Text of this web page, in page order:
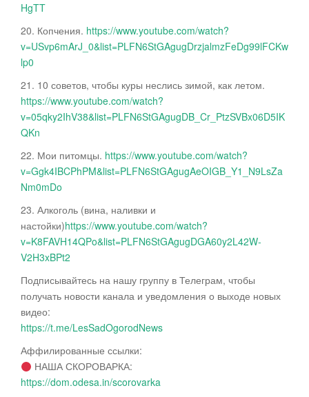
HgTT
20. Копчения. https://www.youtube.com/watch?
v=USvp6mArJ_0&list=PLFN6StGAgugDrzjalmzFeDg99lFCKw
lp0
21. 10 советов, чтобы куры неслись зимой, как летом.
https://www.youtube.com/watch?
v=05qky2IhV38&list=PLFN6StGAgugDB_Cr_PtzSVBx06D5IK
QKn
22. Мои питомцы. https://www.youtube.com/watch?
v=Ggk4IBCPhPM&list=PLFN6StGAgugAeOIGB_Y1_N9LsZa
Nm0mDo
23. Алкоголь (вина, наливки и
настойки)https://www.youtube.com/watch?
v=K8FAVH14QPo&list=PLFN6StGAgugDGA60y2L42W-
V2H3xBPt2
Подписывайтесь на нашу группу в Телеграм, чтобы
получать новости канала и уведомления о выходе новых
видео:
https://t.me/LesSadOgorodNews
Аффилированные ссылки:
НАША СКОРОВАРКА:
https://dom.odesa.in/scorovarka